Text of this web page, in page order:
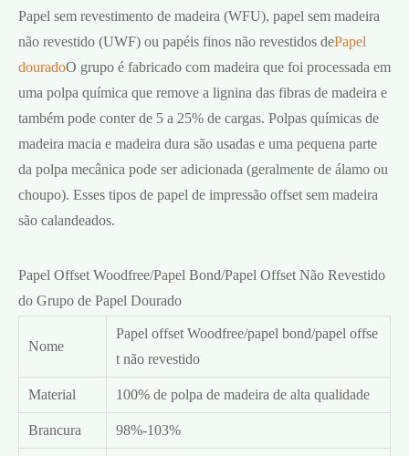
Papel sem revestimento de madeira (WFU), papel sem madeira
não revestido (UWF) ou papéis finos não revestidos dePapel
douradoO grupo é fabricado com madeira que foi processada em
uma polpa química que remove a lignina das fibras de madeira e
também pode conter de 5 a 25% de cargas. Polpas químicas de
madeira macia e madeira dura são usadas e uma pequena parte
da polpa mecânica pode ser adicionada (geralmente de álamo ou
choupo). Esses tipos de papel de impressão offset sem madeira
são calandeados.
Papel Offset Woodfree/Papel Bond/Papel Offset Não Revestido
do Grupo de Papel Dourado
Nome
Papel offset Woodfree/papel bond/papel offse
t não revestido
Material 100% de polpa de madeira de alta qualidade
Brancura 98%-103%